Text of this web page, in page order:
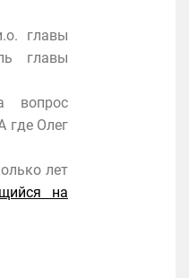
главы
главы
вопрос
где Олег
лет
на